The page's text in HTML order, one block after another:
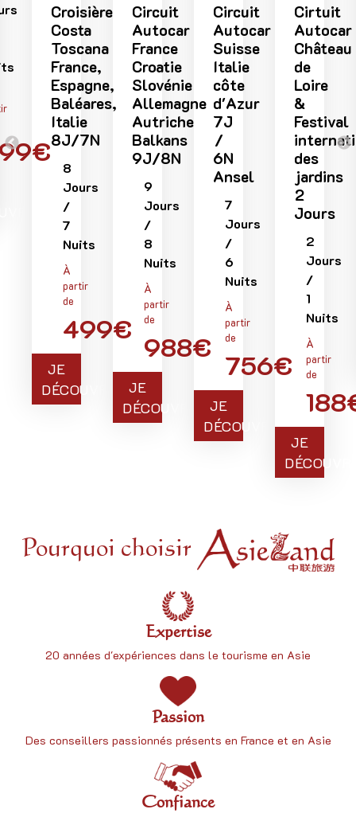
Croisière
Costa
Toscana
France,
Espagne,
Baléares,
Italie
8J/7N
8
Jours
/
7
Nuits
À
partir
de
499€
JE
DÉCOUVRE
Circuit
Autocar
France
Croatie
Slovénie
Allemagne
Autriche
Balkans
9J/8N
9
Jours
/
8
Nuits
À
partir
de
988€
JE
DÉCOUVRE
Circuit
Autocar
Suisse
Italie
côte
d'Azur
7J
/
6N
Ansel
7
Jours
/
6
Nuits
À
partir
de
756€
JE
DÉCOUVRE
Cirtuit
Autocar
Château
de
Loire
&
Festival
des
jardins
2
Jours
2
Jours
/
1
Nuits
À
partir
de
JE
Pourquoi choisir
Expertise
20 années d'expériences dans le tourisme en Asie
Passion
Des conseillers passionnés présents en France et en Asie
Confiance